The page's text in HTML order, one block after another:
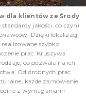
dla klientów ze Środy
standardy jakości, co czyni
Dzięki lokalizacji
szybko
prac. Kruszywa
co pozwala na ich
Od drobnych prac
każde zamówienie
z wymaganiami